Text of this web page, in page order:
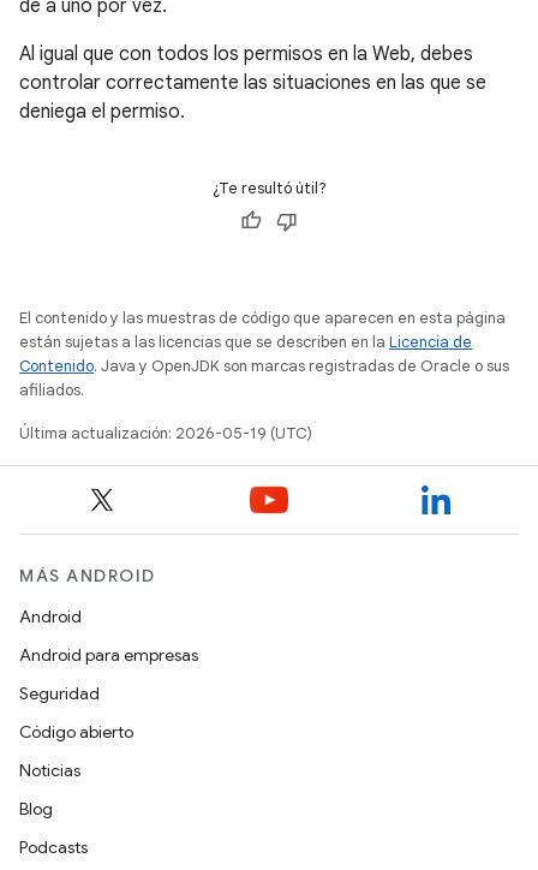
de a uno por vez.
Al igual que con todos los permisos en la Web, debes
controlar correctamente las situaciones en las que se
deniega el permiso.
¿Te resultó útil?
El contenido y las muestras de código que aparecen en esta página
están sujetas a las licencias que se describen en la Licencia de
Contenido. Java y OpenJDK son marcas registradas de Oracle o sus
afiliados.
Última actualización: 2026-05-19 (UTC)
MÁS ANDROID
Android
Android para empresas
Seguridad
Código abierto
Noticias
Blog
Podcasts